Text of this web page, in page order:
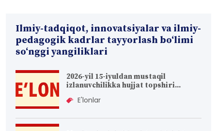
Ilmiy-tadqiqot, innovatsiyalar va ilmiy-
pedagogik kadrlar tayyorlash bo‘limi
so‘nggi yangiliklari
2026-yil 15-iyuldan mustaqil
izlanuvchilikka hujjat topshiri...
E'lonlar